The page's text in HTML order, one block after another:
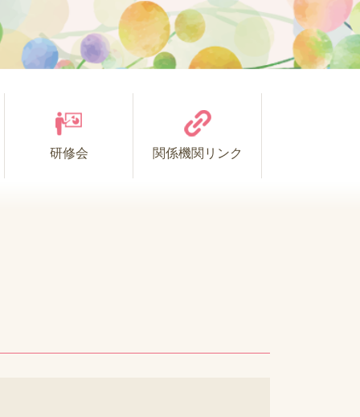
研修会 関係機関リンク